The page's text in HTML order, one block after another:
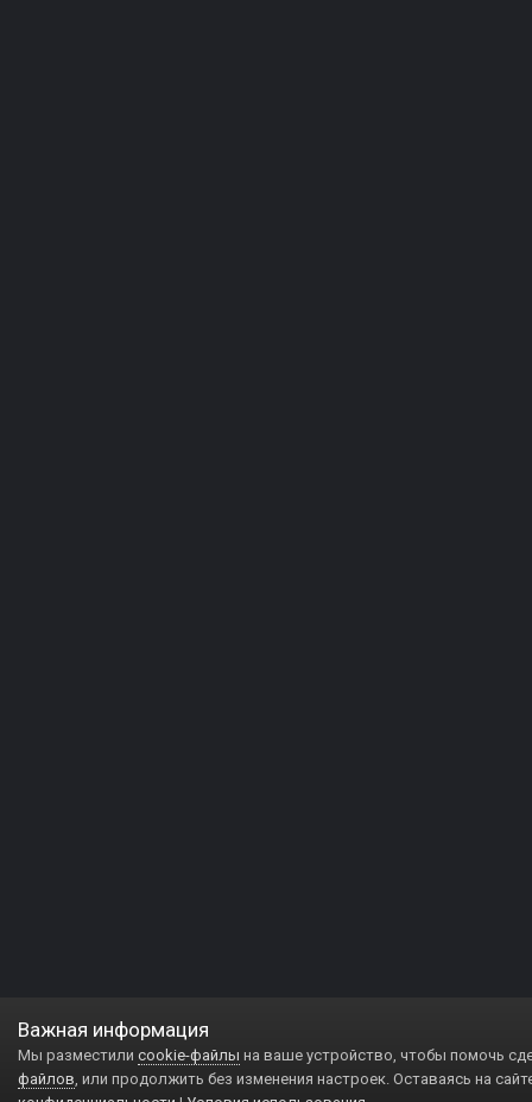
Важная информация
Мы разместили cookie-файлы на ваше устройство, чтобы помочь
файлов, или продолжить без изменения настроек. Оставаясь на